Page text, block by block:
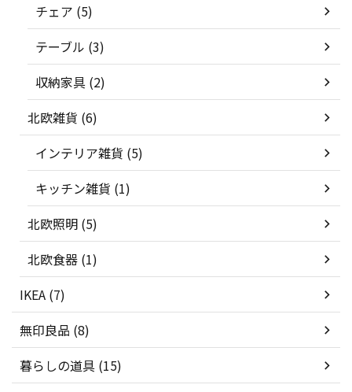
チェア (5)
テーブル (3)
収納家具 (2)
北欧雑貨 (6)
インテリア雑貨 (5)
キッチン雑貨 (1)
北欧照明 (5)
北欧食器 (1)
IKEA (7)
無印良品 (8)
暮らしの道具 (15)